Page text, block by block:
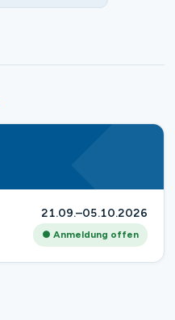
21.09.–05.10.2026
● Anmeldung offen